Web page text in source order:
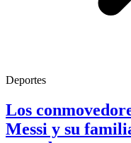
Deportes
Los
Messi y su